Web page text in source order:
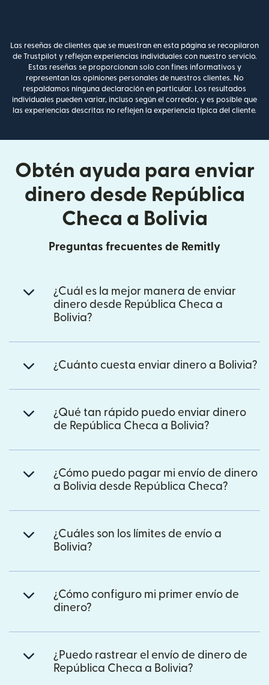
Las reseñas de clientes que se muestran en esta página se recopilaron
de Trustpilot y reflejan experiencias individuales con nuestro servicio.
Estas reseñas se proporcionan solo con fines informativos y
representan las opiniones personales de nuestros clientes. No
respaldamos ninguna declaración en particular. Los resultados
individuales pueden variar, incluso según el corredor, y es posible que
las experiencias descritas no reflejen la experiencia típica del cliente.
Obtén ayuda para enviar
dinero desde República
Checa a Bolivia
Preguntas frecuentes de Remitly
¿Cuál es la mejor manera de enviar
dinero desde República Checa a
Bolivia?
¿Cuánto cuesta enviar dinero a Bolivia?
¿Qué tan rápido puedo enviar dinero
de República Checa a Bolivia?
¿Cómo puedo pagar mi envío de dinero
a Bolivia desde República Checa?
¿Cuáles son los límites de envío a
Bolivia?
¿Cómo configuro mi primer envío de
dinero?
¿Puedo rastrear el envío de dinero de
República Checa a Bolivia?